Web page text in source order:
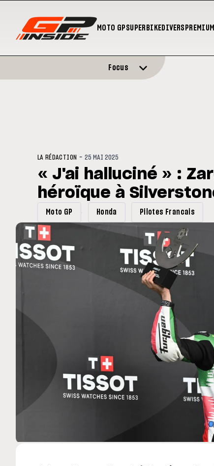
MOTO GPSUPERBIKEDIVERS PREMIUM
club spécial dans
Silverstone : Horaires et
Grande-Bretagne
Focus
LA RÉDACTION -25 MAI 2025
« J'ai halluciné » :
héroïque à
Moto GP Honda Pilotes Francais